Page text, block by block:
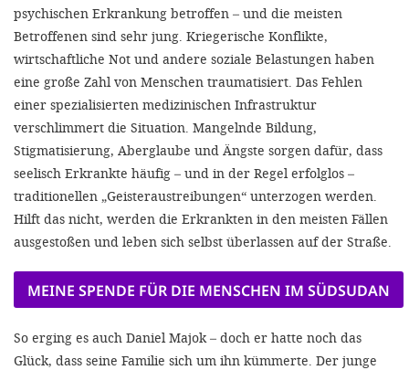
psychischen Erkrankung betroffen – und die meisten
Betroffenen sind sehr jung. Kriegerische Konflikte,
wirtschaftliche Not und andere soziale Belastungen haben
eine große Zahl von Menschen traumatisiert. Das Fehlen
einer spezialisierten medizinischen Infrastruktur
verschlimmert die Situation. Mangelnde Bildung,
Stigmatisierung, Aberglaube und Ängste sorgen dafür, dass
seelisch Erkrankte häufig – und in der Regel erfolglos –
traditionellen „Geisteraustreibungen“ unterzogen werden.
Hilft das nicht, werden die Erkrankten in den meisten Fällen
ausgestoßen und leben sich selbst überlassen auf der Straße.
MEINE SPENDE FÜR DIE MENSCHEN IM SÜDSUDAN
So erging es auch Daniel Majok – doch er hatte noch das
Glück, dass seine Familie sich um ihn kümmerte. Der junge